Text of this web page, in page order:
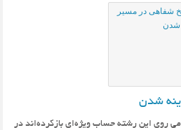
شدن
روی این رشته حساب ویژه‌ای بازکرده‌اند در